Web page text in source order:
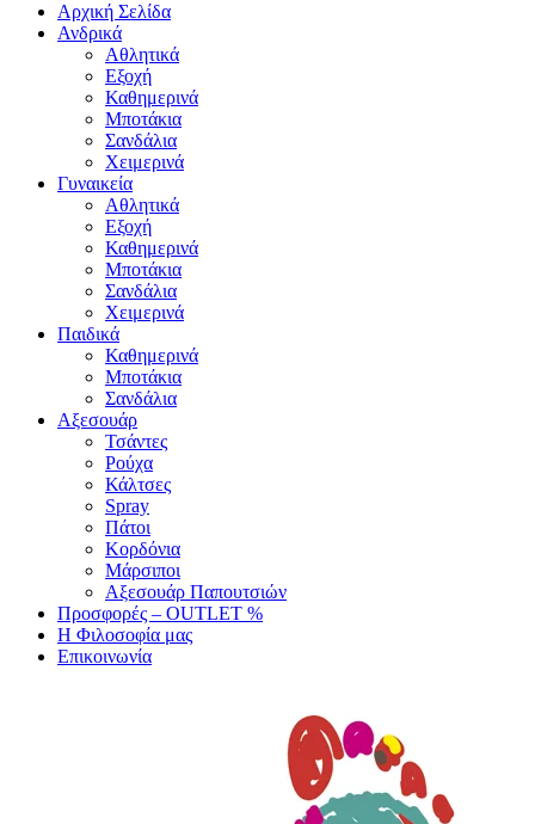
Αρχική Σελίδα
Ανδρικά
Αθλητικά
Εξοχή
Καθημερινά
Μποτάκια
Σανδάλια
Χειμερινά
Γυναικεία
Αθλητικά
Εξοχή
Καθημερινά
Μποτάκια
Σανδάλια
Χειμερινά
Παιδικά
Καθημερινά
Μποτάκια
Σανδάλια
Αξεσουάρ
Τσάντες
Ρούχα
Κάλτσες
Spray
Πάτοι
Κορδόνια
Μάρσιποι
Αξεσουάρ Παπουτσιών
Προσφορές – OUTLET %
Η Φιλοσοφία μας
Επικοινωνία